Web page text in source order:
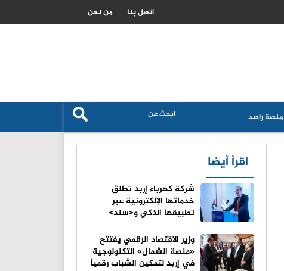
كيف ساهمت الاخبار المضللة في اشعال ازمة الهجرة بمدينة سبتة
من نحن اتصل بنا
منصة راصد
اقرأ أيضا
شركة كهرباء إربد تطلق
خدماتها الإلكترونية عبر
تطبيقها الذكي و<سند>
وزير الاقتصاد الرقمي يفتتح
«منصة الشمال» التكنولوجية
في إربد لتمكين الشباب رقمياً